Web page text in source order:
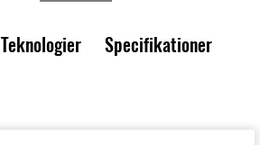
Teknologier Specifikationer